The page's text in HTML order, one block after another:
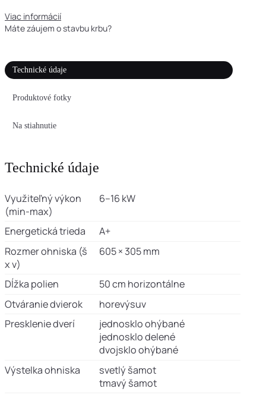
Viac informácií
Máte záujem o stavbu krbu?
Technické údaje
Produktové fotky
Na stiahnutie
Technické údaje
Využiteľný výkon
(min-max)
6–16 kW
Energetická trieda
A+
Rozmer ohniska (š
x v)
605 × 305 mm
Dĺžka polien
50 cm horizontálne
Otváranie dvierok
horevýsuv
Presklenie dverí
jednosklo ohýbané
jednosklo delené
dvojsklo ohýbané
Výstelka ohniska
svetlý šamot
tmavý šamot